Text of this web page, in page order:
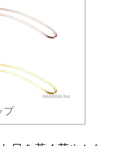
プ